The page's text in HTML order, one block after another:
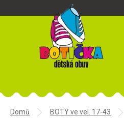
Domů BOTY ve vel. 17-43